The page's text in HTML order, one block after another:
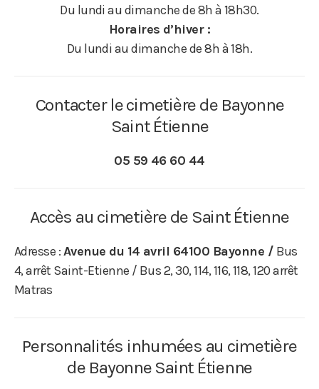
Du lundi au dimanche de 8h à 18h30.
Horaires d’hiver :
Du lundi au dimanche de 8h à 18h.
Contacter le cimetière de Bayonne
Saint Étienne
05 59 46 60 44
Accès au cimetière de Saint Étienne
Adresse :Avenue du 14 avril 64100 Bayonne / Bus
4, arrêt Saint-Etienne / Bus 2, 30, 114, 116, 118, 120 arrêt
Matras
Personnalités inhumées au cimetière
de Bayonne Saint Étienne